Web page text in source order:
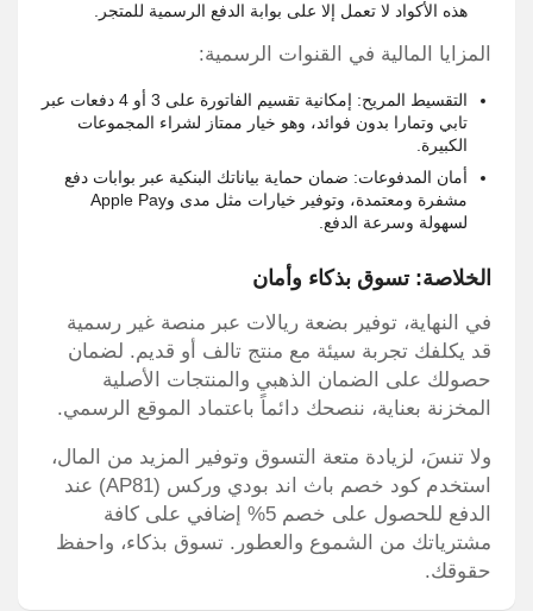
هذه الأكواد لا تعمل إلا على بوابة الدفع الرسمية للمتجر.
المزايا المالية في القنوات الرسمية:
التقسيط المريح: إمكانية تقسيم الفاتورة على 3 أو 4 دفعات عبر
تابي وتمارا بدون فوائد، وهو خيار ممتاز لشراء المجموعات
الكبيرة.
أمان المدفوعات: ضمان حماية بياناتك البنكية عبر بوابات دفع
مشفرة ومعتمدة، وتوفير خيارات مثل مدى وApple Pay
لسهولة وسرعة الدفع.
الخلاصة: تسوق بذكاء وأمان
في النهاية، توفير بضعة ريالات عبر منصة غير رسمية
قد يكلفك تجربة سيئة مع منتج تالف أو قديم. لضمان
حصولك على الضمان الذهبي والمنتجات الأصلية
المخزنة بعناية، ننصحك دائماً باعتماد الموقع الرسمي.
ولا تنسَ، لزيادة متعة التسوق وتوفير المزيد من المال،
استخدم كود خصم باث اند بودي وركس (AP81) عند
الدفع للحصول على خصم 5% إضافي على كافة
مشترياتك من الشموع والعطور. تسوق بذكاء، واحفظ
حقوقك.